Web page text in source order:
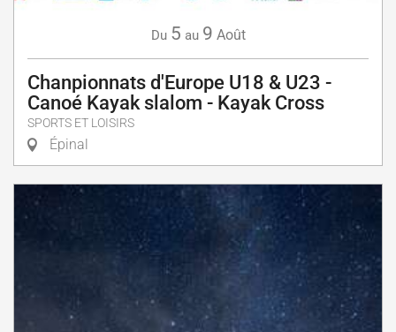
Du 5 au 9 Août
Chanpionnats d'Europe U18 & U23 -
Canoé Kayak slalom - Kayak Cross
SPORTS ET LOISIRS
Épinal